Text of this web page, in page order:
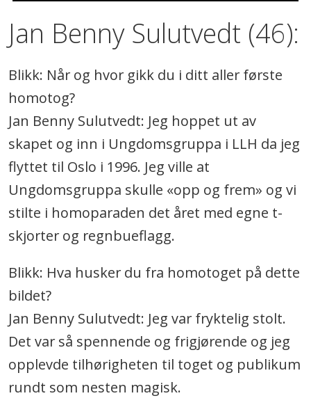
Jan Benny Sulutvedt (46):
Blikk: Når og hvor gikk du i ditt aller første
homotog?
Jan Benny Sulutvedt: Jeg hoppet ut av
skapet og inn i Ungdomsgruppa i LLH da jeg
flyttet til Oslo i 1996. Jeg ville at
Ungdomsgruppa skulle «opp og frem» og vi
stilte i homoparaden det året med egne t-
skjorter og regnbueflagg.
Blikk: Hva husker du fra homotoget på dette
bildet?
Jan Benny Sulutvedt: Jeg var fryktelig stolt.
Det var så spennende og frigjørende og jeg
opplevde tilhørigheten til toget og publikum
rundt som nesten magisk.